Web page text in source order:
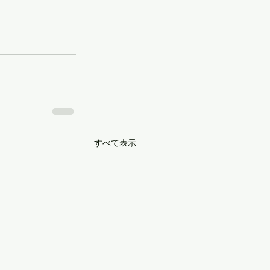
すべて表示